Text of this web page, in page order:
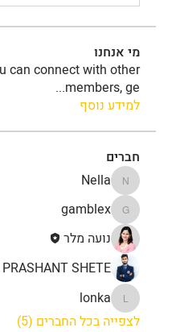
מי אנחנו
can connect with other
members, ge
...
למידע נוסף
חברים
Nella
Nella
gamblex
gamblex
נועה מלר
PRASHANT SHETE
lonka
lonka
לצפייה בכל החברים (5)